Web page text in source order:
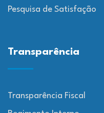
Pesquisa de Satisfação
Transparência
Transparência Fiscal